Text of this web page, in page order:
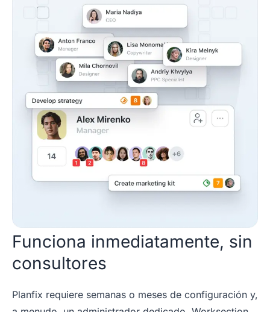
Funciona inmediatamente, sin
consultores
Planfix requiere semanas o meses de configuración y,